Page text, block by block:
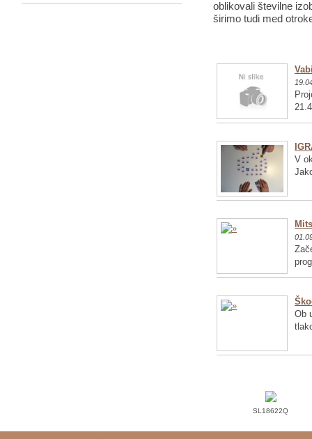
oblikovali številne
širimo tudi med
V
Ob
SL18622Q